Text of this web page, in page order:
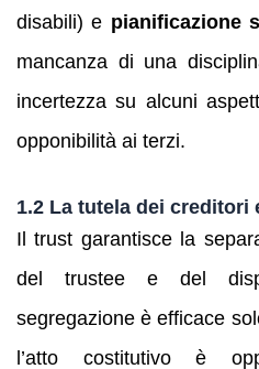
disabili) e pianificazione
mancanza di una
incertezza su alcuni
opponibilità ai terzi.
1.2 La tutela dei creditori
Il trust garantisce la
del trustee e del
segregazione è efficace
l’atto costitutivo è